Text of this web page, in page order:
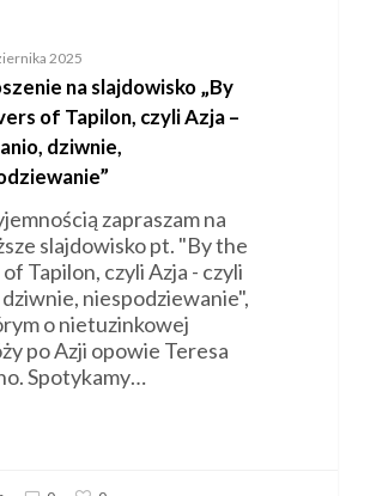
2025
na slajdowisko „By
of Tapilon, czyli Azja –
dziwnie,
zapraszam na
slajdowisko pt. "By the
Tapilon, czyli Azja - czyli
niespodziewanie",
o nietuzinkowej
po Azji opowie Teresa
Spotykamy…